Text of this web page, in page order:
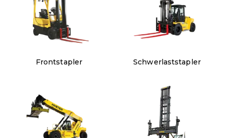
Frontstapler Schwerlaststapler